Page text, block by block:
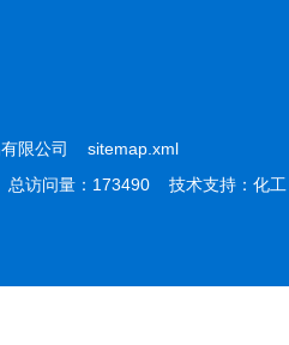
有限公司 sitemap.xml
总访问量：173490 技术支持： 化工